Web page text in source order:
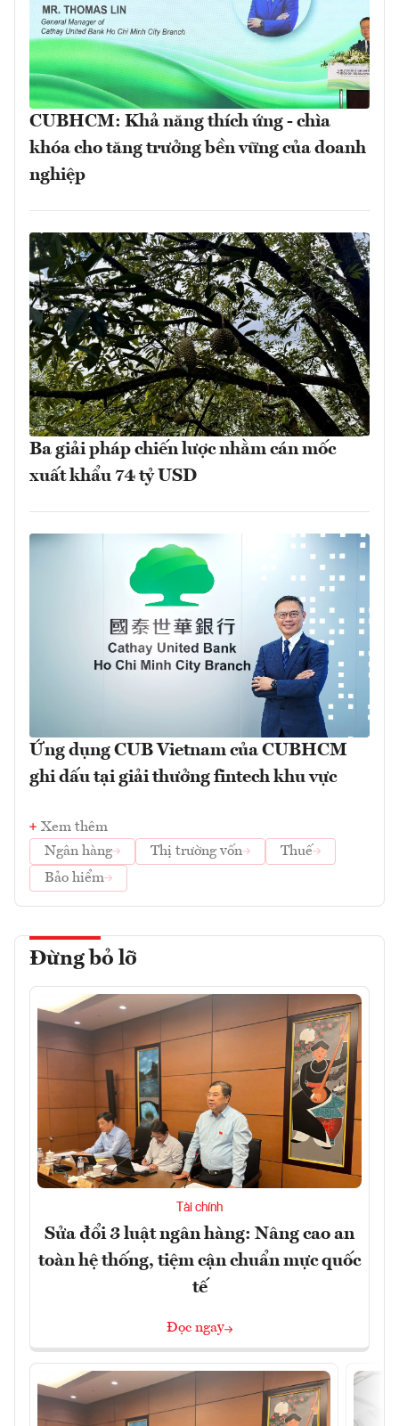
CUBHCM: Khả năng thích ứng - chìa
khóa cho tăng trưởng bền vững của doanh
nghiệp
Ba giải pháp chiến lược nhằm cán mốc
xuất khẩu 74 tỷ USD
Ứng dụng CUB Vietnam của CUBHCM
ghi dấu tại giải thưởng fintech khu vực
Xem thêm
Ngân hàng
Thị trường vốn
Thuế
Bảo hiểm
Đừng bỏ lỡ
Tài chính
Sửa đổi 3 luật ngân hàng: Nâng cao an
toàn hệ thống, tiệm cận chuẩn mực quốc
tế
Đọc ngay